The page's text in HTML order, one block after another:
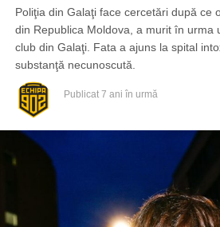
Poliţia din Galaţi face cercetări după ce
din Republica Moldova, a murit în urma
club din Galaţi. Fata a ajuns la spital
substanţă necunoscută.
Publicat 7 ani în urmă